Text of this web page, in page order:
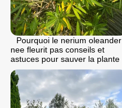
Pourquoi le nerium oleander
nee fleurit pas conseils et
astuces pour sauver la plante